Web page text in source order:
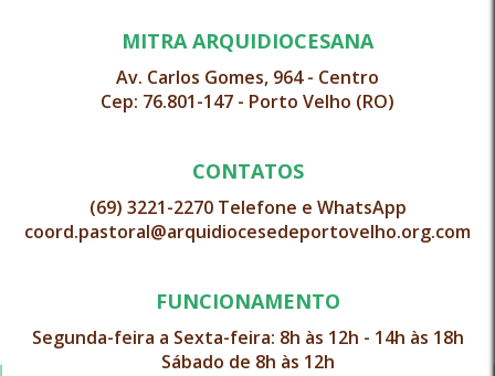
MITRA ARQUIDIOCESANA
Av. Carlos Gomes, 964 - Centro
Cep: 76.801-147 - Porto Velho (RO)
CONTATOS
(69) 3221-2270 Telefone e WhatsApp
coord.pastoral@arquidiocesedeportovelho.org.com
FUNCIONAMENTO
Segunda-feira a Sexta-feira: 8h às 12h - 14h às 18h
Sábado de 8h às 12h